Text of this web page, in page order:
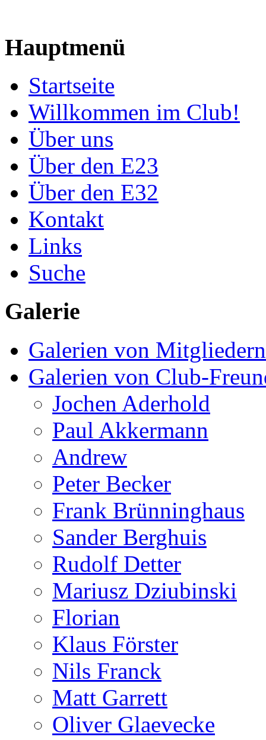
Hauptmenü
Startseite
Willkommen im Club!
Über uns
Über den E23
Über den E32
Kontakt
Links
Suche
Galerie
Galerien von Mitgliedern
Galerien von Club-
Jochen Aderhold
Paul Akkermann
Andrew
Peter Becker
Frank Brünninghaus
Sander Berghuis
Rudolf Detter
Mariusz Dziubinski
Florian
Klaus Förster
Nils Franck
Matt Garrett
Oliver Glaevecke